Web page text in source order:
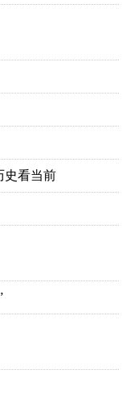
史看当前